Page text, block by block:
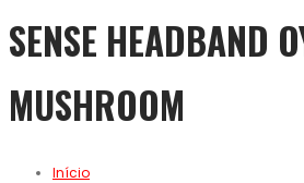
SENSE HEADBAND
MUSHROOM
Início